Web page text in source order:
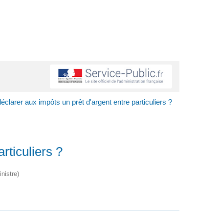
aux impôts un prêt d'argent entre particuliers ?
?